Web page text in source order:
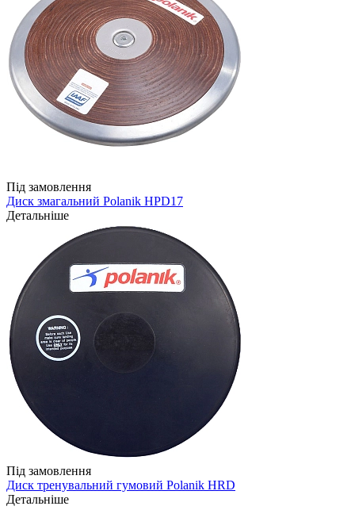
Під замовлення
Диск змагальний Polanik HPD17
Детальніше
Під замовлення
Диск тренувальний гумовий Polanik HRD
Детальніше